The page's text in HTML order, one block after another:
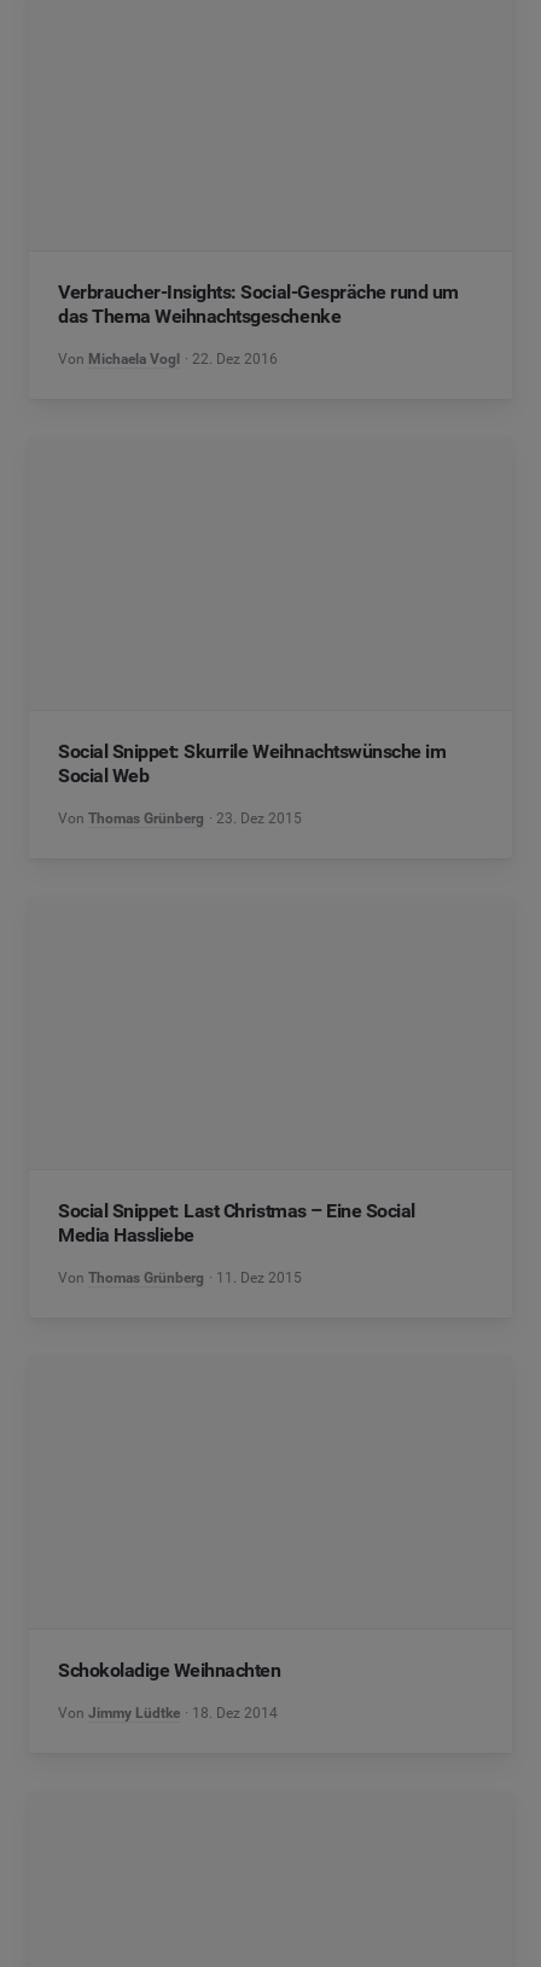
Verbraucher-Insights: Social-Gespräche rund um
das Thema Weihnachtsgeschenke
Von Michaela Vogl 22. Dez 2016
Social Snippet: Skurrile Weihnachtswünsche im
Social Web
Von Thomas Grünberg 23. Dez 2015
Social Snippet: Last Christmas – Eine Social
Media Hassliebe
Von Thomas Grünberg 11. Dez 2015
Schokoladige Weihnachten
Von Jimmy Lüdtke 18. Dez 2014